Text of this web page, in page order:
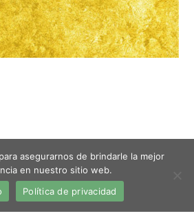
asegurarnos de brindarle la mejor
en nuestro sitio web.
Política de privacidad